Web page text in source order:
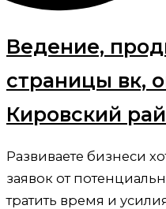
Ведение,
страницы вк,
Кировский
Развиваете бизнеси
заявок от
тратить время и